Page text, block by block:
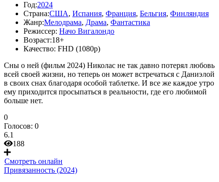
Год:2024
Страна:США, Испания, Франция, Бельгия, Финляндия
Жанр:Мелодрама, Драма, Фантастика
Режиссер: Начо Вигалондо
Возраст:18+
Качество: FHD (1080p)
Сны о ней (фильм 2024) Николас не так давно потерял любовь
всей своей жизни, но теперь он может встречаться с Даниэлой
в своих снах благодаря особой таблетке. И все же каждое утро
ему приходится просыпаться в реальности, где его любимой
больше нет.
0
Голосов: 0
6.1
188
Смотреть онлайн
Привязанность (2024)